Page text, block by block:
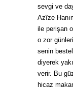
sevgi ve
Azîze
ile perişan
o zor
senin
diyerek
verir. Bu
hicaz